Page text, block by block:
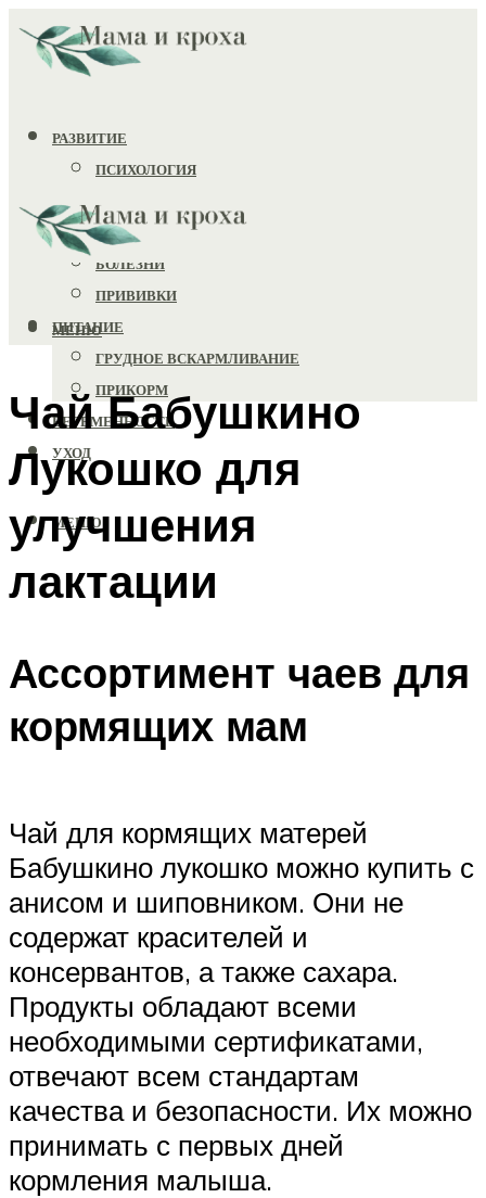
РАЗВИТИЕ
ПСИХОЛОГИЯ
ИГРУШКИ
ЗДОРОВЬЕ
БОЛЕЗНИ
ПРИВИВКИ
ПИТАНИЕ
ГРУДНОЕ ВСКАРМЛИВАНИЕ
ПРИКОРМ
БЕРЕМЕННОСТЬ
УХОД
МЕНЮ
МЕНЮ
Чай Бабушкино
Лукошко для
улучшения
лактации
Ассортимент чаев для
кормящих мам
Чай для кормящих матерей
Бабушкино лукошко можно купить с
анисом и шиповником. Они не
содержат красителей и
консервантов, а также сахара.
Продукты обладают всеми
необходимыми сертификатами,
отвечают всем стандартам
качества и безопасности. Их можно
принимать с первых дней
кормления малыша.